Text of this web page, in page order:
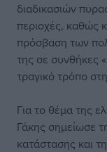
διαδικασιών
περιοχές, καθώς
πρόσβαση των
της σε συνθήκες
τραγικό τρόπο
Για το θέμα της
Γάκης σημείωσε
κατάστασης και